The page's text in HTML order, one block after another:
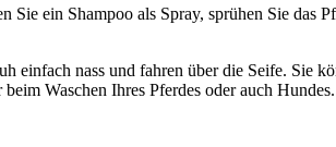
ein Shampoo als Spray, sprühen Sie das
nass und fahren über die Seife. Sie
Waschen Ihres Pferdes oder auch Hundes.